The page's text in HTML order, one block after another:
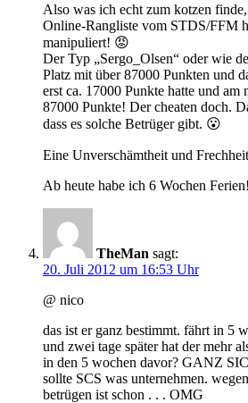
Also was ich echt zum kotzen
Online-Rangliste vom STDS/FFM
manipuliert! 😡
Der Typ „Sergo_Olsen“ oder wie
Platz mit über 87000 Punkten und
erst ca. 17000 Punkte hatte und am
87000 Punkte! Der cheaten doch.
dass es solche Betrüger gibt. 😮
Eine Unverschämtheit und
Ab heute habe ich 6 Wochen
TheMan sagt:
20. Juli 2012 um 16:53 Uhr
@ nico
das ist er ganz bestimmt. fährt in 5
und zwei tage später hat der mehr
in den 5 wochen davor? GANZ
sollte SCS was unternehmen.
betrügen ist schon . . . OMG